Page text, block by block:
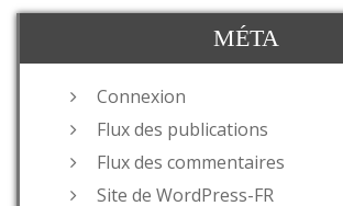
MÉTA
Connexion
Flux des publications
Flux des commentaires
Site de WordPress-FR